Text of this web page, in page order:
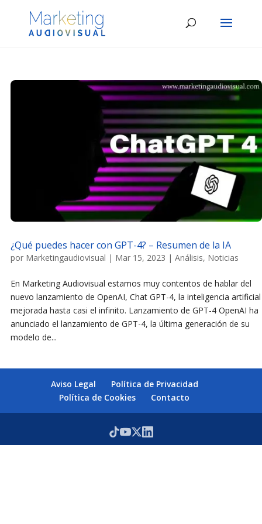
¿Qué puedes hacer con GPT-4? – Resumen de la IA
por Marketingaudiovisual | Mar 15, 2023 | Análisis, Noticias
En Marketing Audiovisual estamos muy contentos de hablar del
nuevo lanzamiento de OpenAI, Chat GPT-4, la inteligencia artificial
mejorada hasta casi el infinito. Lanzamiento de GPT-4 OpenAI ha
anunciado el lanzamiento de GPT-4, la última generación de su
modelo de...
Aviso Legal
Política de Privacidad
Política de Cookies
Contacto